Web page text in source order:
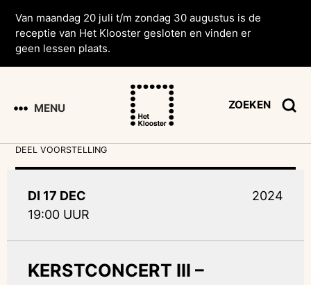
Van maandag 20 juli t/m zondag 30 augustus is de
receptie van Het Klooster gesloten en vinden er
geen lessen plaats.
MENU ZOEKEN
DEEL VOORSTELLING
DI 17 DEC
19:00 UUR
2024
KERSTCONCERT III –